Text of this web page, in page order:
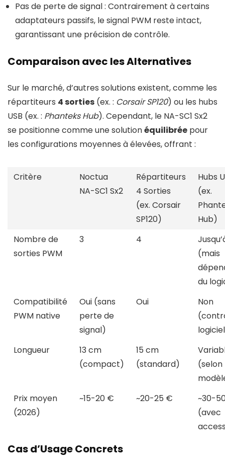
Pas de perte de signal : Contrairement à certains
adaptateurs passifs, le signal PWM reste intact,
garantissant une précision de contrôle.
Comparaison avec les Alternatives
Sur le marché, d’autres solutions existent, comme les
répartiteurs 4 sorties (ex. : Corsair SP120) ou les hubs
USB (ex. : Phanteks Hub). Cependant, le NA-SC1 Sx2
se positionne comme une solutionéquilibrée pour
les configurations moyennes à élevées, offrant :
Critère
Noctua
NA-SC1 Sx2
Répartiteurs
4 Sorties
(ex. Corsair
SP120)
Hubs
(ex.
Hub)
Nombre de
sorties PWM
3 4
(mais
du
Compatibilité
PWM native
Oui (sans
perte de
signal)
Oui
Non
Longueur
13 cm
(compact)
15 cm
(standard)
(selon
Prix moyen
(2026)
~15-20 € ~20-25 €
~30-
(avec
Cas d’Usage Concrets